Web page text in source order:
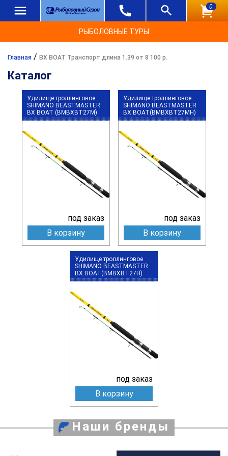
0
РЫБОЛОВНЫЕ ТУРЫ
Главная / BX BOAT Транспорт.длина 1.39 от 8 100 р.
Каталог
Удилище троллинговое
SHIMANO BEASTMASTER
BX BOAT (BMBXBT27M)
под заказ
В корзину
Удилище троллинговое
SHIMANO BEASTMASTER
BX BOAT(BMBXBT27MH)
под заказ
В корзину
Удилище троллинговое
SHIMANO BEASTMASTER
BX BOAT(BMBXBT27H)
под заказ
В корзину
Наши бренды